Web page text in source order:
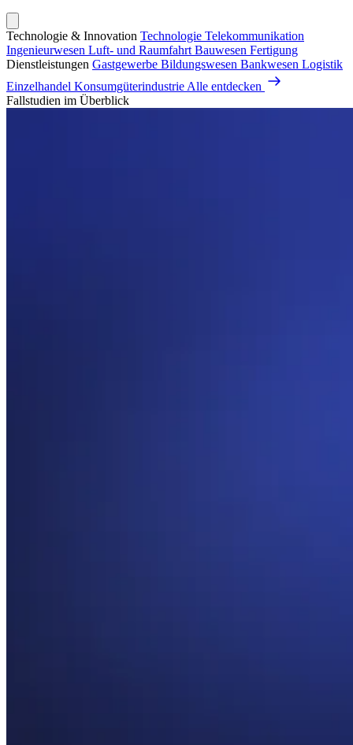
Technologie & Innovation Technologie Telekommunikation
Ingenieurwesen Luft- und Raumfahrt Bauwesen Fertigung
Dienstleistungen Gastgewerbe Bildungswesen Bankwesen Logistik
Einzelhandel Konsumgüterindustrie Alle entdecken
Fallstudien im Überblick